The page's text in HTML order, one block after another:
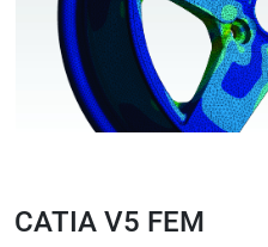
CATIA V5 FEM